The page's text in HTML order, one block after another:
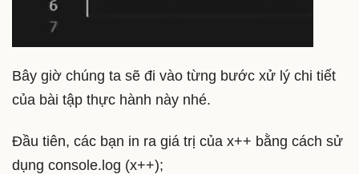
Bây giờ chúng ta sẽ đi vào từng bước xử lý chi tiết
của bài tập thực hành này nhé.
Đầu tiên, các bạn in ra giá trị của x++ bằng cách sử
dụng console.log (x++);